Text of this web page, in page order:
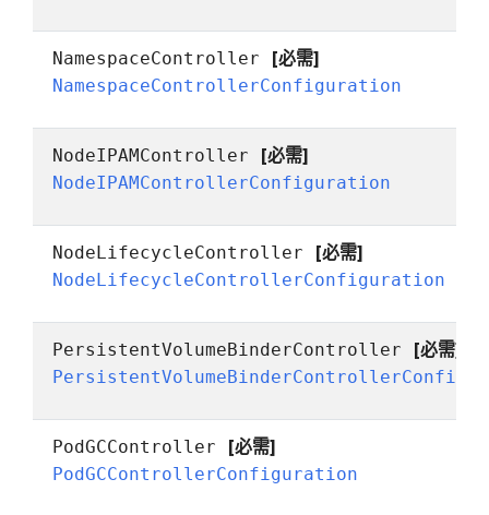
NamespaceController [必需]
NamespaceControllerConfiguration
NodeIPAMController [必需]
NodeIPAMControllerConfiguration
NodeLifecycleController [必需]
NodeLifecycleControllerConfiguration
PersistentVolumeBinderController [必需]
PodGCController [必需]
PodGCControllerConfiguration